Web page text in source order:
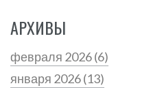
АРХИВЫ
февраля 2026(6)
января 2026(13)